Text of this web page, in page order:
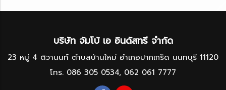
บริษัท จัมโบ้ เอ อินดัสทรี จำกัด
23 หมู่ 4 ติวานนท์ ตำบลบ้านใหม่ อำเภอปากเกร็ด นนทบุรี 11120
โทร. 086 305 0534, 062 061 7777